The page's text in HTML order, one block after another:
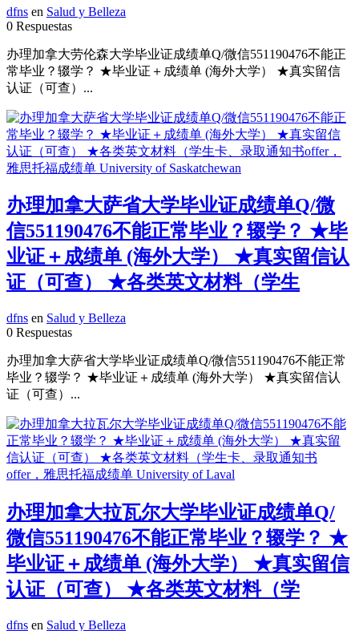
dfns en Salud y Belleza
0 Respuestas
办理加拿大劳伦森大学毕业证成绩单Q/微信551190476不能正
常毕业？辍学？ ★毕业证＋成绩单 (海外大学） ★真实留信
认证（可查）...
办理加拿大萨省大学毕业证成绩单Q/微
信551190476不能正常毕业？辍学？ ★毕
业证＋成绩单 (海外大学） ★真实留信认
证（可查） ★各类英文材料（学生
dfns en Salud y Belleza
0 Respuestas
办理加拿大萨省大学毕业证成绩单Q/微信551190476不能正常
毕业？辍学？ ★毕业证＋成绩单 (海外大学） ★真实留信认
证（可查）...
办理加拿大拉瓦尔大学毕业证成绩单Q/
微信551190476不能正常毕业？辍学？ ★
毕业证＋成绩单 (海外大学） ★真实留信
认证（可查） ★各类英文材料（学
dfns en Salud y Belleza